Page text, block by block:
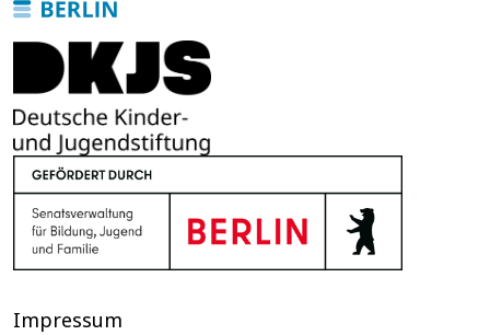
Impressum